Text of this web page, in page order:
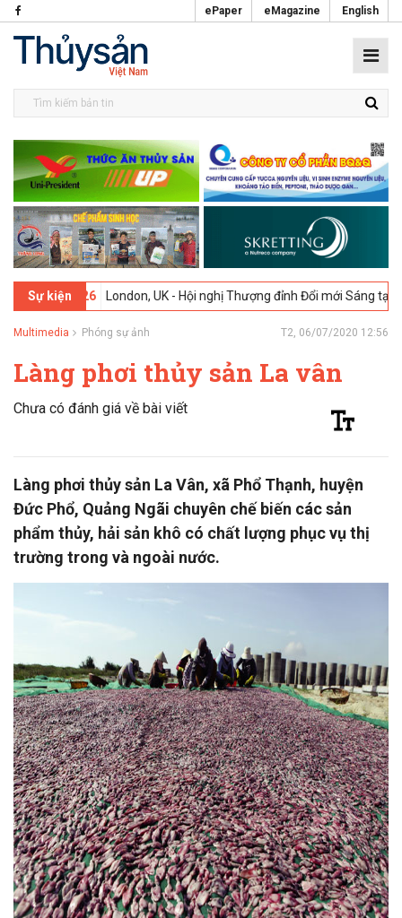
ePaper eMagazine English
Sự kiện
London, UK - Hội nghị Thượng đỉnh Đổi mới Sáng tạo trong Ngành
Multimedia Phóng sự ảnh T2, 06/07/2020 12:56
Làng phơi thủy sản La vân
Chưa có đánh giá về bài viết
Làng phơi thủy sản La Vân, xã Phổ Thạnh, huyện
Đức Phổ, Quảng Ngãi chuyên chế biến các sản
phẩm thủy, hải sản khô có chất lượng phục vụ thị
trường trong và ngoài nước.